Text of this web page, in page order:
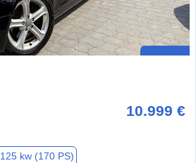
10.999 €
125 kw (170 PS)